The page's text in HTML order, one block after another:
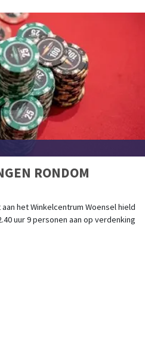
RONDOM
aan het Winkelcentrum Woensel hield
uur 9 personen aan op verdenking